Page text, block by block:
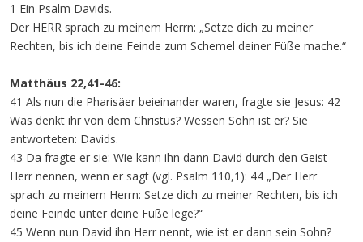
1 Ein Psalm Davids.
Der HERR sprach zu meinem Herrn: „Setze dich zu meiner
Rechten, bis ich deine Feinde zum Schemel deiner Füße mache.“
Matthäus 22,41-46:
41 Als nun die Pharisäer beieinander waren, fragte sie Jesus: 42
Was denkt ihr von dem Christus? Wessen Sohn ist er? Sie
antworteten: Davids.
43 Da fragte er sie: Wie kann ihn dann David durch den Geist
Herr nennen, wenn er sagt (vgl. Psalm 110,1): 44 „Der Herr
sprach zu meinem Herrn: Setze dich zu meiner Rechten, bis ich
deine Feinde unter deine Füße lege?“
45 Wenn nun David ihn Herr nennt, wie ist er dann sein Sohn?